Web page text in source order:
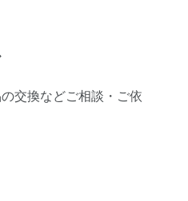
交換などご相談・ご依